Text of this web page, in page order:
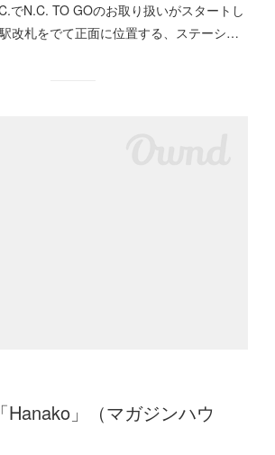
でN.C. TO GOのお取り扱いがスタートし
改札をでて正面に位置する、ステーシ…
Hanako」（マガジンハウ